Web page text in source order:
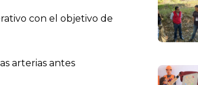
con el objetivo de
arterias antes